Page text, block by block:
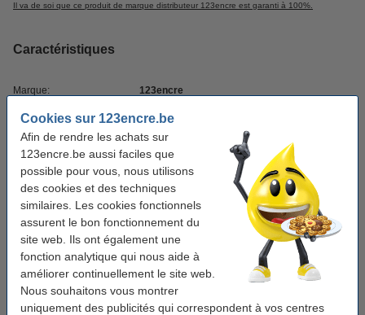
Cookies sur 123encre.be
Afin de rendre les achats sur
123encre.be aussi faciles que
possible pour vous, nous utilisons
des cookies et des techniques
similaires. Les cookies fonctionnels
assurent le bon fonctionnement du
site web. Ils ont également une
fonction analytique qui nous aide à
améliorer continuellement le site web.
Nous souhaitons vous montrer
uniquement des publicités qui correspondent à vos centres
Il va de soi que ce produit de marque distributeur 123encre est garanti à 100%.
Caractéristiques
Marque: 123encre
Type: toner
Couleur: magenta
Capacité: ± 4.250 pages
Code produit: 092723
Code: SU305A
Bon plan : commandez également du papier